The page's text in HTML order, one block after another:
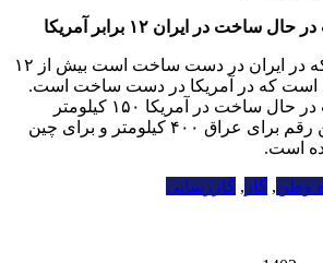
در ایران ۱۲ برابر آمریکا
کل خطوط لوله نفتی که در ایران در دست ساخت است بیش از ۱۲
است که در آمریکا در دست ساخت است.
طول خطوط لوله نفت در حال ساخت در آمریکا ۱۵۰ کیلومتر
تخمین زده می‌شود. این رقم برای عراق ۴۰۰ کیلومتر و برای چین
وطن, گاز , گازرسانی